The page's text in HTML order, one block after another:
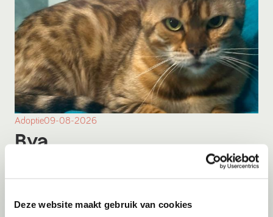
Deze website maakt gebruik van cookies
Adoptie09-08-2026
Bya